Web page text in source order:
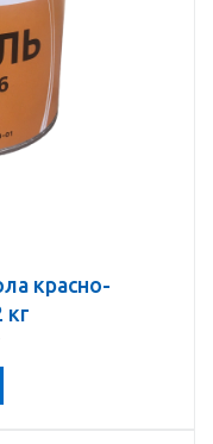
красно-
кг